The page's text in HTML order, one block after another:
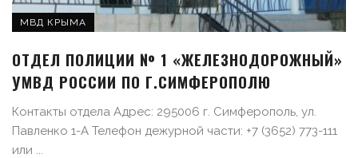
МВД КРЫМА
ОТДЕЛ ПОЛИЦИИ № 1 «ЖЕЛЕЗНОДОРОЖНЫЙ»
УМВД РОССИИ ПО Г.СИМФЕРОПОЛЮ
Контакты отдела Адрес: 295006 г. Симферополь, ул.
Павленко 1-А Телефон дежурной части: +7 (3652) 773-111
или ...